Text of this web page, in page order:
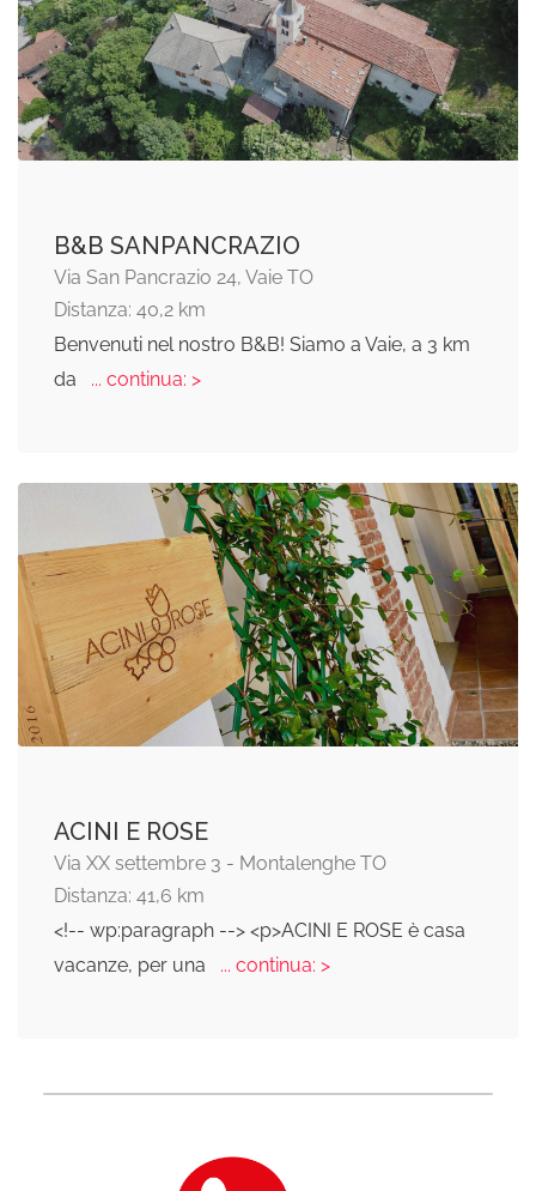
B&B SANPANCRAZIO
Via San Pancrazio 24, Vaie TO
Distanza: 40,2 km
Benvenuti nel nostro B&B! Siamo a Vaie, a 3 km
da
... continua: >
ACINI E ROSE
Via XX settembre 3 - Montalenghe TO
Distanza: 41,6 km
<!-- wp:paragraph --> <p>ACINI E ROSE è casa
vacanze, per una
... continua: >